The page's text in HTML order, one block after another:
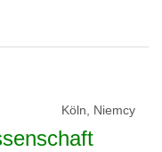
Köln, Niemcy